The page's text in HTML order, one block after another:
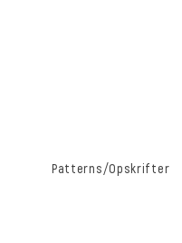
Patterns/Opskrifter